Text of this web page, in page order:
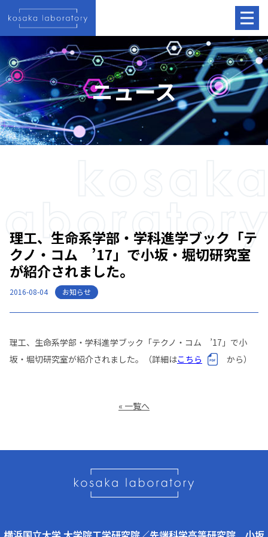
ニュース
理工、生命系学部・学科進学ブック「テ
クノ・コム ’17」で小坂・堀切研究室
が紹介されました。
2016-08-04 お知らせ
理工、生命系学部・学科進学ブック「テクノ・コム ’17」で小
坂・堀切研究室が紹介されました。（詳細はこちら から）
« 一覧へ